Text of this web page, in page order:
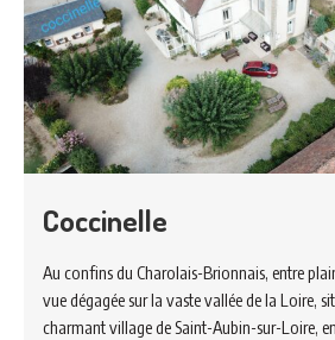
Coccinelle
Au confins du Charolais-Brionnais, entre
vue dégagée sur la vaste vallée de la Loire,
charmant village de Saint-Aubin-sur-Loire,